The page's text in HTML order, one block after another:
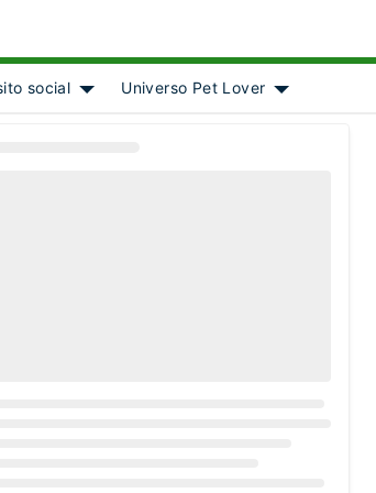
Object]
social
Universo Pet Lover